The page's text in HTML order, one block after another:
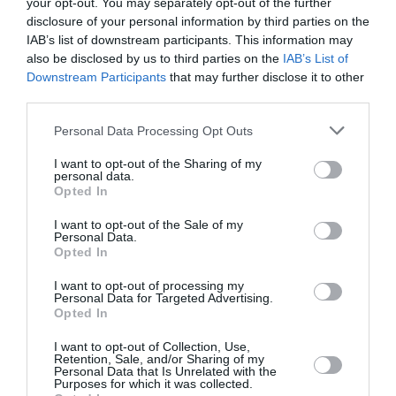
disclosure of your personal information by third parties on the
IAB’s list of downstream participants. This information may
also be disclosed by us to third parties on the IAB’s List of
Downstream Participants that may further disclose it to other
Personal Data Processing Opt Outs
I want to opt-out of the Sharing of my
personal data.
Opted In
I want to opt-out of the Sale of my
Personal Data.
Opted In
I want to opt-out of processing my
Personal Data for Targeted Advertising.
Opted In
I want to opt-out of Collection, Use,
Retention, Sale, and/or Sharing of my
Personal Data that Is Unrelated with the
Purposes for which it was collected.
Investissements en recul de 300M et tréso dispo à 1,1 Ma…
Peut-être le moment de renouveller le produit J et
d’améliorer les produits Y et W ?
La config 2-2-2 sans accès privatif sur les nouveaux 359 a
global reste trop à la traine…
RÉPONDRE
Sébastiena commenté :
17 mars 2017 - 22 h 26 min
Comme souvent avec les allemands, leurs produits sont
souvent en dessous de la concurrence mais ils sont
d’excellents vendeurs à l’international (cf avec leur “Deutsch
Qualität”). Et comme ils maitrisent bien les coûts général, ils
RÉPONDRE